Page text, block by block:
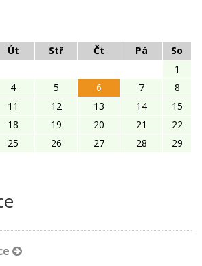
Út Stř Čt Pá
So
1
4 5 6 7
8
11 12 13 14
15
18 19 20 21
22
25 26 27 28
29